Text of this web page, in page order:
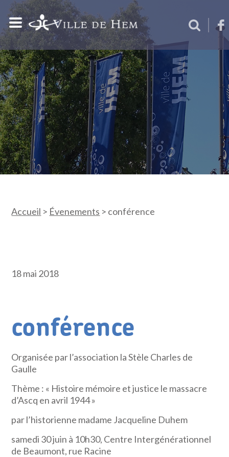
Accueil > Évenements > conférence
18 mai 2018
conférence
Organisée par l’association la Stèle Charles de
Gaulle
Thème : « Histoire mémoire et justice le massacre
d’Ascq en avril 1944 »
par l’historienne madame Jacqueline Duhem
samedi 30 juin à 10h30, Centre Intergénérationnel
de Beaumont, rue Racine